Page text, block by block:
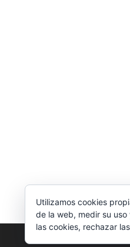
Utilizamos cookies
de la web, medir su
las cookies, rechazar